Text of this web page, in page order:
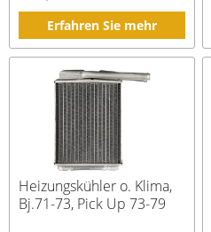
Erfahren Sie mehr
Heizungskühler o. Klima,
Bj.71-73, Pick Up 73-79